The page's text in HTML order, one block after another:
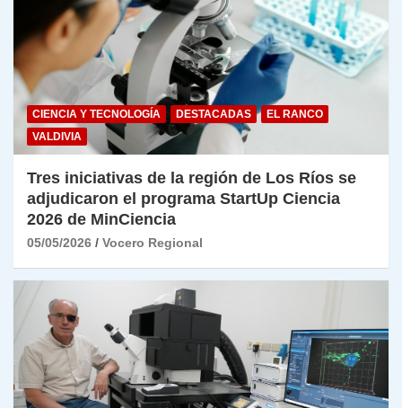
CIENCIA Y TECNOLOGÍA DESTACADAS
EL RANCO
VALDIVIA
Tres iniciativas de la región de Los Ríos se
adjudicaron el programa StartUp Ciencia
2026 de MinCiencia
05/05/2026 Vocero Regional